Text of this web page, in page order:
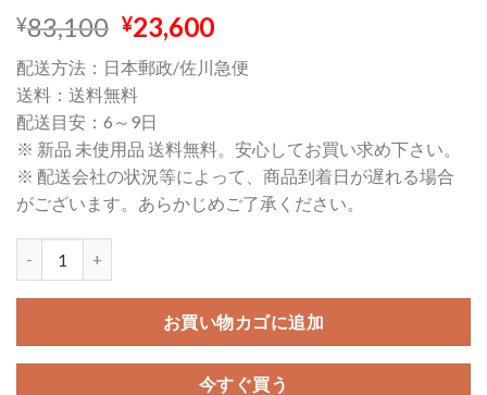
¥83,100 元
価
格
は
¥83,100
で
し
¥23,600現
の
は
¥23,600
で
配送方法：日本郵政/佐川急便
送料：送料無料
配送目安：6～9日
※ 新品 未使用品 送料無料。安心してお買い求め下さい。
※ 配送会社の状況等によって、商品到着日が遅れる場合
がございます。あらかじめご了承ください。
お買い物カゴに追加
今すぐ買う